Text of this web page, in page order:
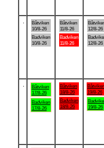
Båtviken
10/8-26
Badviken
10/8-26
Båtviken
11/8-26
Badviken
11/8-26
12/8-26
12/8-26
Båtviken
17/8-26
Badviken
17/8-26
Båtviken
18/8-26
Badviken
18/8-26
Båtviken
19/8-26
19/8-26